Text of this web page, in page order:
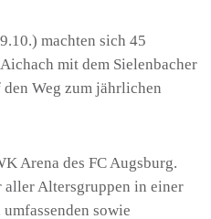
machten sich 45
mit dem Sielenbacher
Weg zum jährlichen
Arena des FC Augsburg.
Altersgruppen in einer
sowie